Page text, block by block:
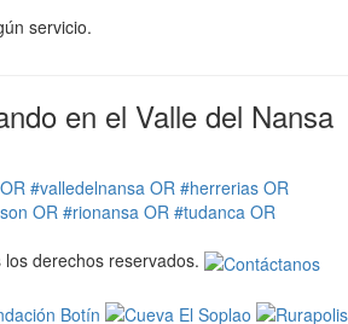
servicio.
en el Valle del Nansa
#valledelnansa OR #herrerias OR
OR #rionansa OR #tudanca OR
derechos reservados.